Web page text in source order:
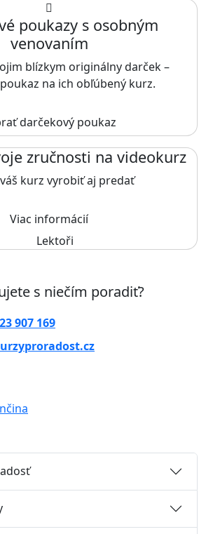
poukazy s osobným
venovaním
blízkym originálny darček –
na ich obľúbený kurz.
darčekový poukaz
zručnosti na videokurz
kurz vyrobiť aj predať
Viac informácií
s niečím poradiť?
907 169